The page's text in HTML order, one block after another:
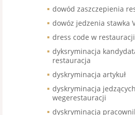
dowód zaszczepienia
dowóz jedzenia stawka
dress code w restauracji
dyksryminacja
restauracja
dyskryminacja artykuł
dyskryminacja
wegerestauracji
dyskryminacja